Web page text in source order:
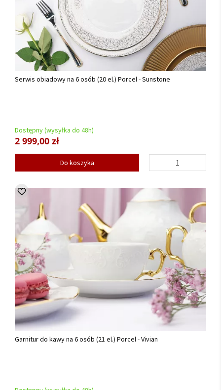
Serwis obiadowy na 6 osób (20 el.) Porcel - Sunstone
Dostępny (wysyłka do 48h)
2 999,00 zł
Do koszyka
Garnitur do kawy na 6 osób (21 el.) Porcel - Vivian